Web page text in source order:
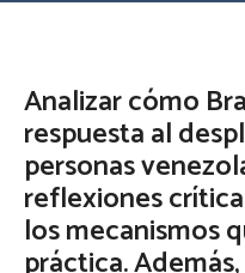
Analizar cómo
respuesta al
personas
reflexiones
los mecanismos